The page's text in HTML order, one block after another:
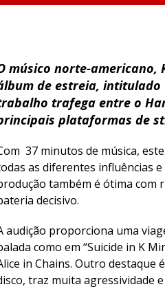
músico norte-americano,
de estreia, intitulado
trafega entre o
plataformas de
37 minutos de música,
as diferentes influências
também é ótima com
decisivo.
audição proporciona uma
como em “Suicide in K
in Chains. Outro destaque
traz muita agressividade